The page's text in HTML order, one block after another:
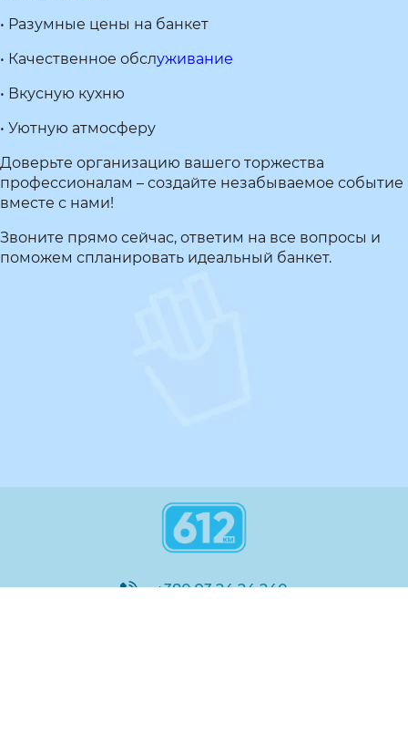
• Разумные цены на банкет
• Качественное обслуживание
• Вкусную кухню
• Уютную атмосферу
Доверьте организацию вашего торжества
профессионалам – создайте незабываемое событие
вместе с нами!
Звоните прямо сейчас, ответим на все вопросы и
поможем спланировать идеальный банкет.
+380 93 24 24 240